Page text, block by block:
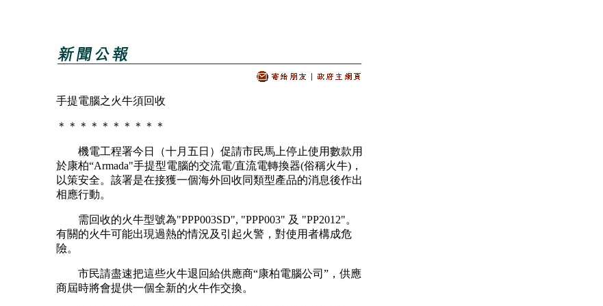
手提電腦之火牛須回收
＊＊＊＊＊＊＊＊＊＊
機電工程署今日（十月五日）促請市民馬上停止使用數款用
於康柏“Armada"手提型電腦的交流電/直流電轉換器(俗稱火牛)，
以策安全。該署是在接獲一個海外回收同類型產品的消息後作出
相應行動。
需回收的火牛型號為"PPP003SD", "PPP003" 及 "PP2012"。
有關的火牛可能出現過熱的情況及引起火警，對使用者構成危
險。
市民請盡速把這些火牛退回給供應商“康柏電腦公司”，供應
商屆時將會提供一個全新的火牛作交換。